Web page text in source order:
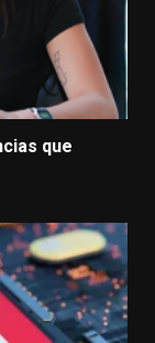
que